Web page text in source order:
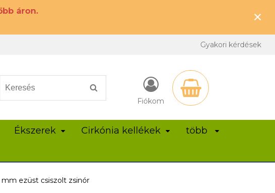
áron.
×
Gyakori kérdések
Fiókom
Ékszerek Cirkónia kellékek
több
ezüst csiszolt zsinór